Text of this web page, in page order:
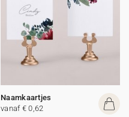
Naamkaartjes
vanaf € 0,62